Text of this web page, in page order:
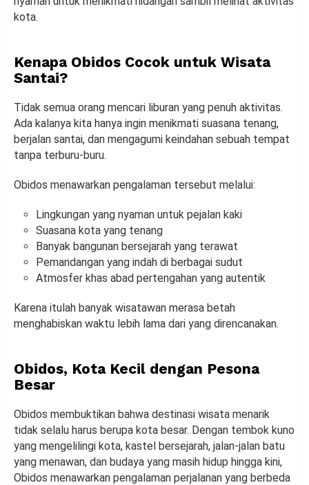
kota.
Kenapa Obidos Cocok untuk Wisata
Santai?
Tidak semua orang mencari liburan yang penuh aktivitas.
Ada kalanya kita hanya ingin menikmati suasana tenang,
berjalan santai, dan mengagumi keindahan sebuah tempat
tanpa terburu-buru.
Obidos menawarkan pengalaman tersebut melalui:
Lingkungan yang nyaman untuk pejalan kaki
Suasana kota yang tenang
Banyak bangunan bersejarah yang terawat
Pemandangan yang indah di berbagai sudut
Atmosfer khas abad pertengahan yang autentik
Karena itulah banyak wisatawan merasa betah
menghabiskan waktu lebih lama dari yang direncanakan.
Obidos, Kota Kecil dengan Pesona
Besar
Obidos membuktikan bahwa destinasi wisata menarik
tidak selalu harus berupa kota besar. Dengan tembok kuno
yang mengelilingi kota, kastel bersejarah, jalan-jalan batu
yang menawan, dan budaya yang masih hidup hingga kini,
Obidos menawarkan pengalaman perjalanan yang berbeda